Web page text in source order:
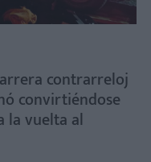
contrarreloj
convirtiéndose
la vuelta al